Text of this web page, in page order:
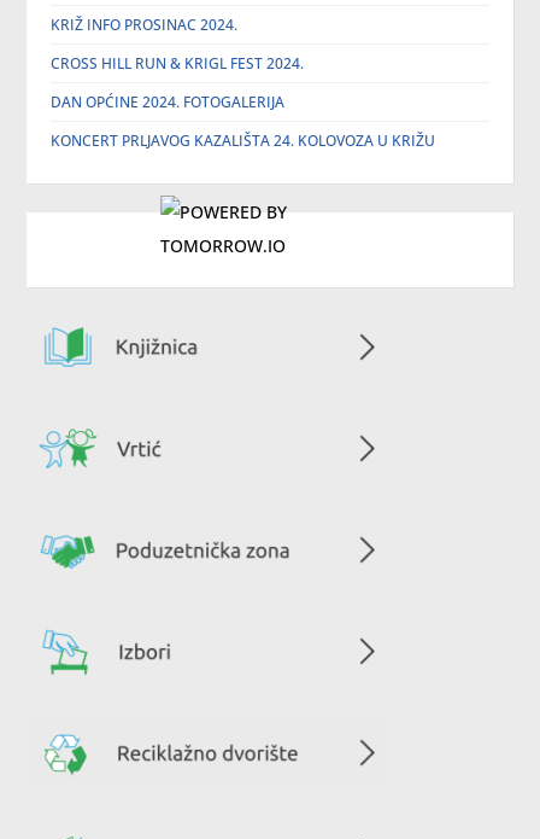
KRIŽ INFO PROSINAC 2024.
CROSS HILL RUN & KRIGL FEST 2024.
DAN OPĆINE 2024. FOTOGALERIJA
KONCERT PRLJAVOG KAZALIŠTA 24. KOLOVOZA U KRIŽU